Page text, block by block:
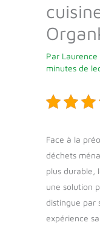
Par
minutes de
Face à la
déchets
plus durable,
une solution
distingue par
expérience